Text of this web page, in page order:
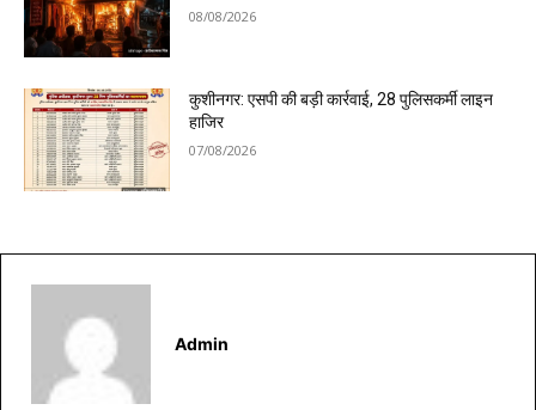
08/08/2026
कुशीनगर: एसपी की बड़ी कार्रवाई, 28 पुलिसकर्मी लाइन
हाजिर
07/08/2026
Admin